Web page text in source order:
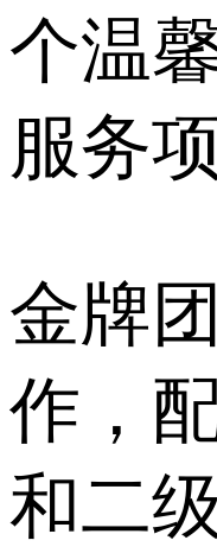
个温
服务
金牌
作，
和二